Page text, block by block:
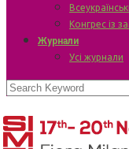
Конгрес із
Журнали
Усі журнали